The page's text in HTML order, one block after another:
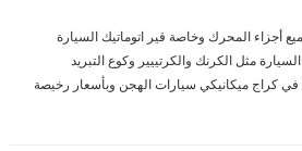
أجزاء المحرك وخاصة قير اتوماتيك السيارة
مثل الكرنك والكرتييير وكوع التبريد
كراج ميكانيكي سيارات الهجن وبأسعار رخيصة